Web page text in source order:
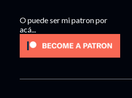
O puede ser mi patron por
acá...